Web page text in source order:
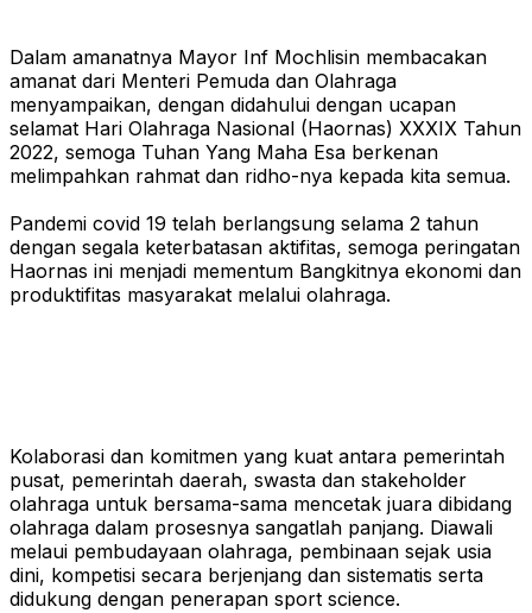
Dalam amanatnya Mayor Inf Mochlisin membacakan
amanat dari Menteri Pemuda dan Olahraga
menyampaikan, dengan didahului dengan ucapan
selamat Hari Olahraga Nasional (Haornas) XXXIX Tahun
2022, semoga Tuhan Yang Maha Esa berkenan
melimpahkan rahmat dan ridho-nya kepada kita semua.
Pandemi covid 19 telah berlangsung selama 2 tahun
dengan segala keterbatasan aktifitas, semoga peringatan
Haornas ini menjadi mementum Bangkitnya ekonomi dan
produktifitas masyarakat melalui olahraga.
Kolaborasi dan komitmen yang kuat antara pemerintah
pusat, pemerintah daerah, swasta dan stakeholder
olahraga untuk bersama-sama mencetak juara dibidang
olahraga dalam prosesnya sangatlah panjang. Diawali
melaui pembudayaan olahraga, pembinaan sejak usia
dini, kompetisi secara berjenjang dan sistematis serta
didukung dengan penerapan sport science.